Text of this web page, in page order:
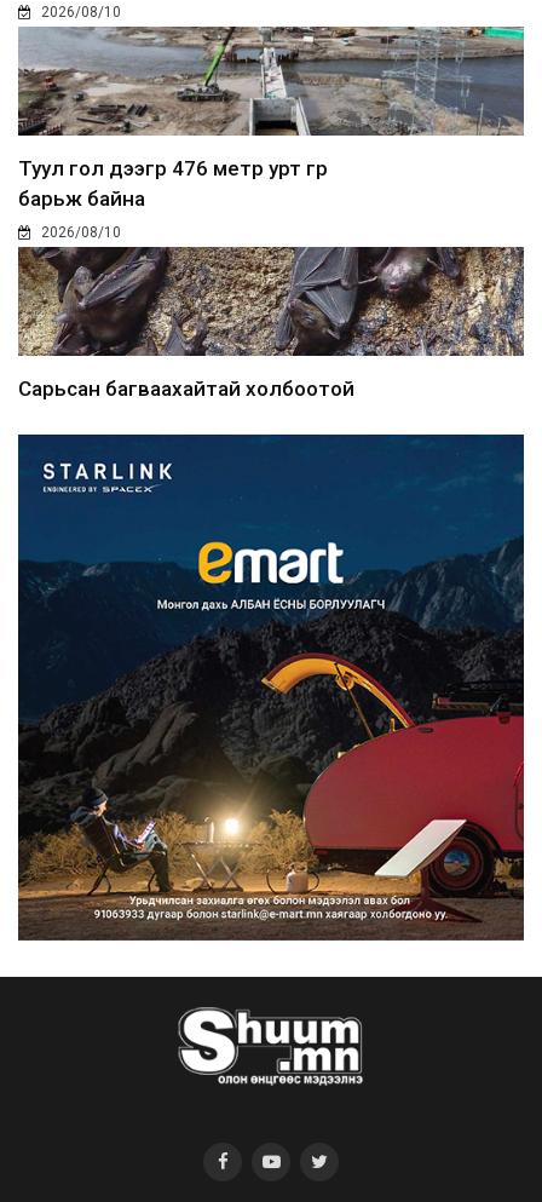
2026/08/10
Туул гол дээгүүр 476 метр урт гүүр
барьж байна
2026/08/10
Сарьсан багваахайтай холбоотой
Улсын дугаарын тэгш, сондгойгоор
ангилан хөдөлгөөн...
2026/08/10
Нарантуул, Дүнжингарав, Шинэ 100
айл худалдааны тө...
2026/08/10
КОП17-д ажиллах онцгой байдлын
бүрэлдэхүүн хамтарс...